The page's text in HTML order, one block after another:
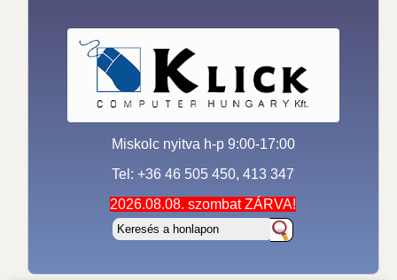
Miskolc nyitva h-p 9:00-17:00
Tel: +36 46 505 450, 413 347
2026.08.08. szombat ZÁRVA!